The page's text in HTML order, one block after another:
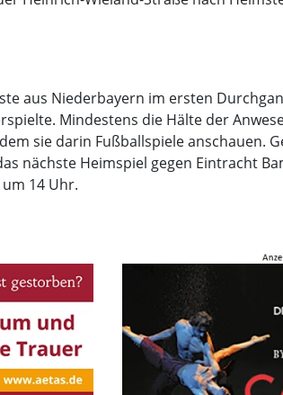
aus Niederbayern im ersten
Mindestens die Hälte der
sie darin Fußballspiele anschauen.
nächste Heimspiel gegen Eintracht
14 Uhr.